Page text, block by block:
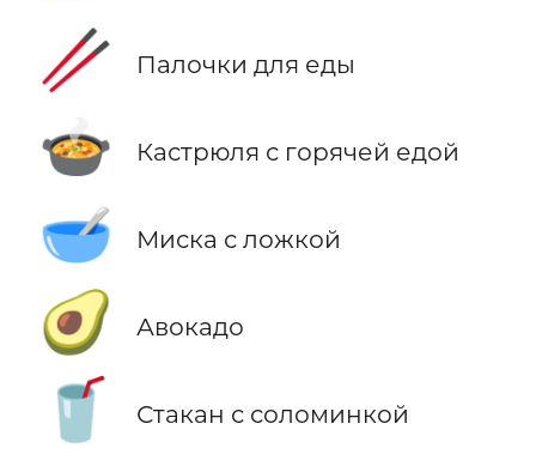
🥢 Палочки для еды
🍲 Кастрюля с горячей едой
🥣 Миска с ложкой
🥑 Авокадо
🥤 Стакан с соломинкой